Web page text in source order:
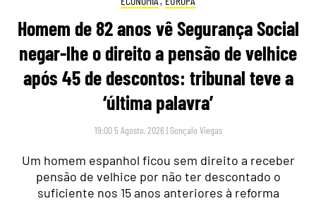
Homem de 82 anos vê Segurança Social
negar-lhe o direito a pensão de velhice
após 45 de descontos: tribunal teve a
‘última palavra’
19:00 5 Agosto, 2026 | Gonçalo Viegas
Um homem espanhol ficou sem direito a receber
pensão de velhice por não ter descontado o
suficiente nos 15 anos anteriores à reforma